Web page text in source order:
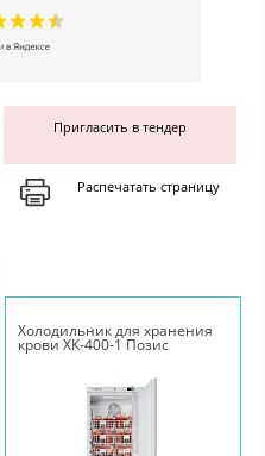
Пригласить в тендер
Распечатать страницу
Холодильник для хранения
крови ХК-400-1 Позис